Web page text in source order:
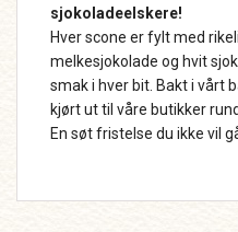
sjokoladeelskere!
Hver scone er fylt med
melkesjokolade og hvit
smak i hver bit. Bakt i vårt
kjørt ut til våre butikker
En søt fristelse du ikke vil